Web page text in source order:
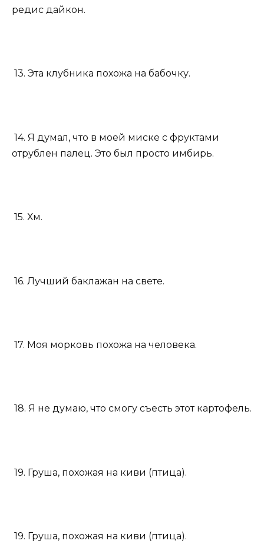
редис дайкон.
13. Эта клубника похожа на бабочку.
14. Я думал, что в моей миске с фруктами
отрублен палец. Это был просто имбирь.
15. Хм.
16. Лучший баклажан на свете.
17. Моя морковь похожа на человека.
18. Я не думаю, что смогу съесть этот картофель.
19. Груша, похожая на киви (птица).
19. Груша, похожая на киви (птица).